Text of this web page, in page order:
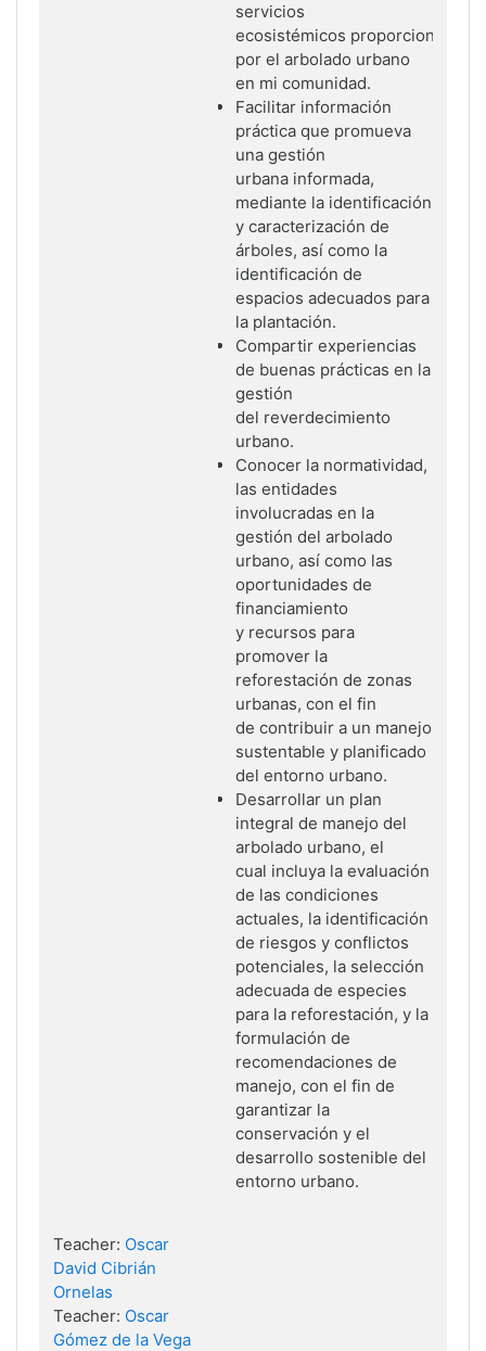
servicios
ecosistémicos proporcionados
por el arbolado urbano
en mi comunidad.
Facilitar información
práctica que promueva
una gestión
urbana informada,
mediante la identificación
y caracterización de
árboles, así como la
identificación de
espacios adecuados para
la plantación.
Compartir experiencias
de buenas prácticas en la
gestión
del reverdecimiento
urbano.
Conocer la normatividad,
las entidades
involucradas en la
gestión del arbolado
urbano, así como las
oportunidades de
financiamiento
y recursos para
promover la
reforestación de zonas
urbanas, con el fin
de contribuir a un manejo
sustentable y planificado
del entorno urbano.
Desarrollar un plan
integral de manejo del
arbolado urbano, el
cual incluya la evaluación
de las condiciones
actuales, la identificación
de riesgos y conflictos
potenciales, la selección
adecuada de especies
para la reforestación, y la
formulación de
recomendaciones de
manejo, con el fin de
garantizar la
conservación y el
desarrollo sostenible del
entorno urbano.
Teacher: Oscar
David Cibrián
Ornelas
Teacher: Oscar
Gómez de la Vega